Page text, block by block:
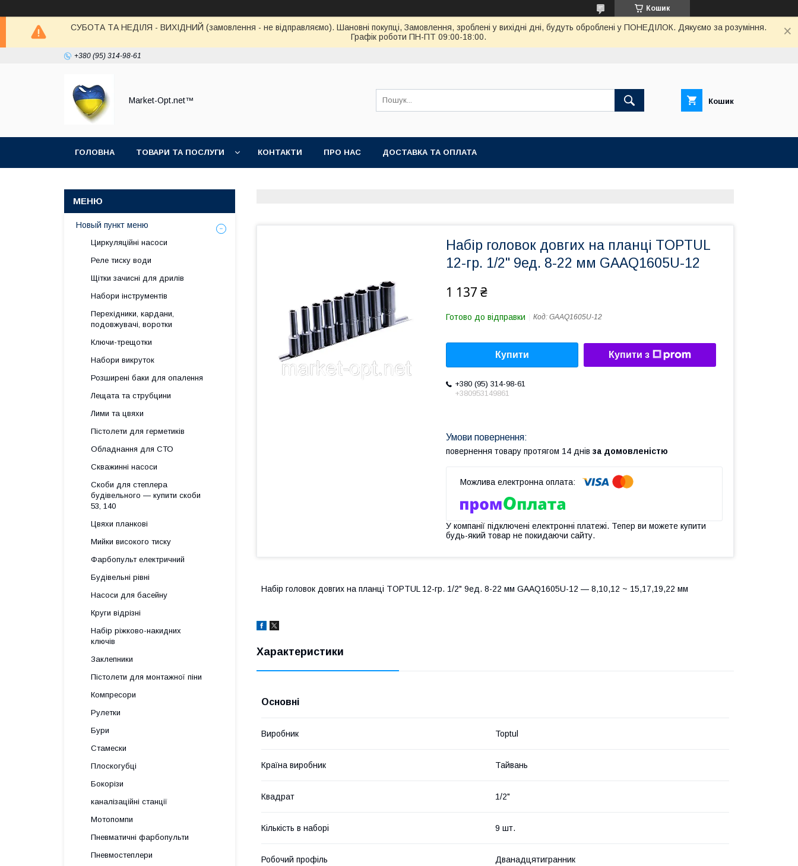
Кошик
СУБОТА ТА НЕДІЛЯ - ВИХІДНИЙ (замовлення - не відправляємо). Шановні покупці, Замовлення, зроблені у вихідні дні, будуть оброблені у ПОНЕДІЛОК. Дякуємо за розуміння.
Графік роботи ПН-ПТ 09:00-18:00.
+380 (95) 314-98-61
Market-Opt.net™ Кошик
ГОЛОВНА ТОВАРИ ТА ПОСЛУГИ КОНТАКТИ ПРО НАС ДОСТАВКА ТА ОПЛАТА
Набір головок довгих на планці TOPTUL
12-гр. 1/2" 9ед. 8-22 мм GAAQ1605U-12
1 137 ₴
Готово до відправки Код: GAAQ1605U-12
Купити Купити з
+380 (95) 314-98-61
+380953149861
повернення товару протягом 14 днів за домовленістю
У компанії підключені електронні платежі. Тепер ви можете купити
будь-який товар не покидаючи сайту.
Набір головок довгих на планці TOPTUL 12-гр. 1/2" 9ед. 8-22 мм GAAQ1605U-12 — 8,10,12 ~ 15,17,19,22 мм
Характеристики
Основні
Виробник Toptul
Країна виробник Тайвань
Квадрат 1/2"
Кількість в наборі 9 шт.
Робочий профіль Дванадцятигранник
Новый пункт меню
Циркуляційні насоси
Реле тиску води
Щітки зачисні для дрилів
Набори інструментів
Перехідники, кардани,
подовжувачі, воротки
Ключи-трещотки
Набори викруток
Розширені баки для опалення
Лещата та струбцини
Лими та цвяхи
Пістолети для герметиків
Обладнання для СТО
Скважинні насоси
Скоби для степлера
будівельного — купити скоби
53, 140
Цвяхи планкові
Мийки високого тиску
Фарбопульт електричний
Будівельні рівні
Насоси для басейну
Круги відрізні
Набір ріжково-накидних
ключів
Заклепники
Пістолети для монтажної піни
Компресори
Рулетки
Бури
Стамески
Плоскогубці
Бокорізи
каналізаційні станції
Мотопомпи
Пневматичні фарбопульти
Пневмостеплери